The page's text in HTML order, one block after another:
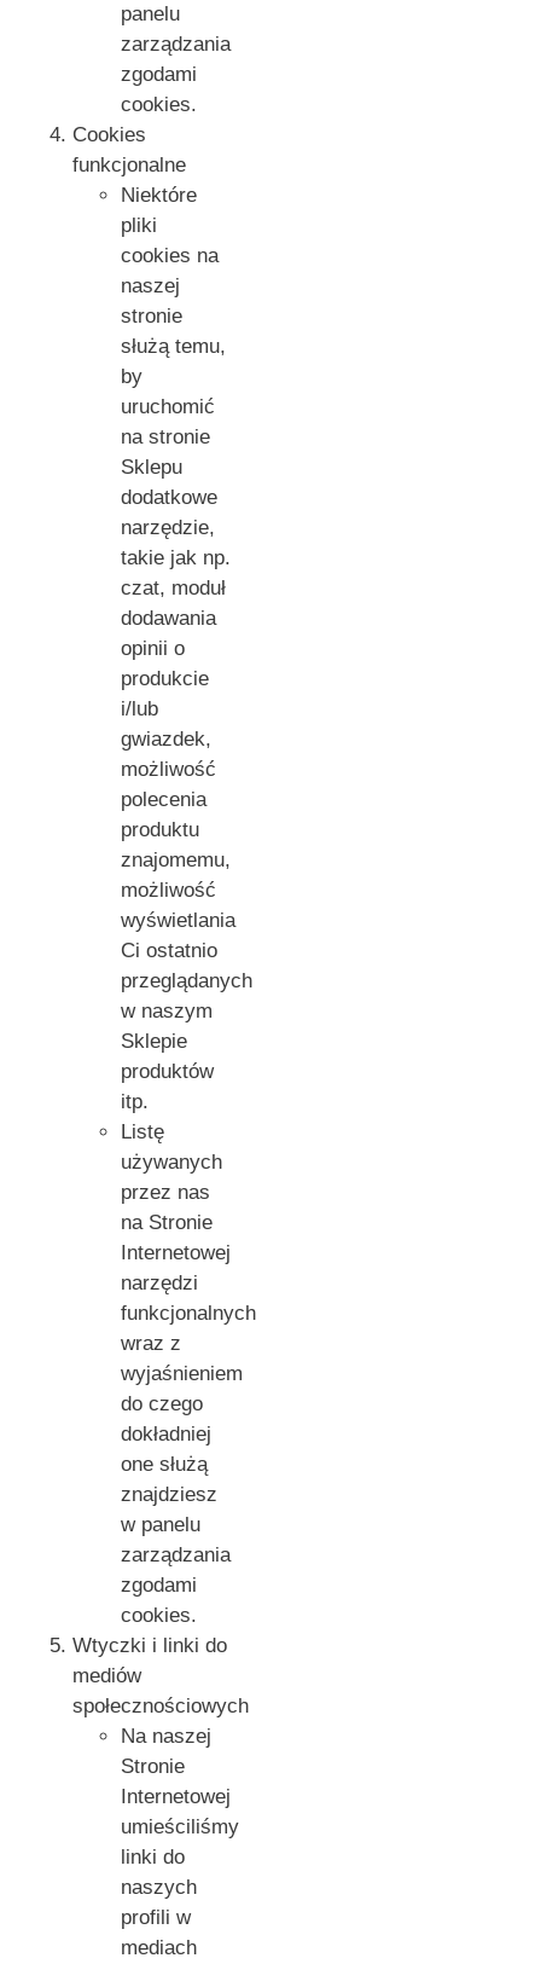
panelu
zarządzania
zgodami
cookies.
Cookies
funkcjonalne
Niektóre
pliki
cookies na
naszej
stronie
służą temu,
by
uruchomić
na stronie
Sklepu
dodatkowe
narzędzie,
takie jak np.
czat, moduł
dodawania
opinii o
produkcie
i/lub
gwiazdek,
możliwość
polecenia
produktu
znajomemu,
możliwość
wyświetlania
Ci ostatnio
przeglądanych
w naszym
Sklepie
produktów
itp.
Listę
używanych
przez nas
na Stronie
Internetowej
narzędzi
funkcjonalnych
wraz z
wyjaśnieniem
do czego
dokładniej
one służą
znajdziesz
w panelu
zarządzania
zgodami
cookies.
Wtyczki i linki do
mediów
społecznościowych
Na naszej
Stronie
Internetowej
umieściliśmy
linki do
naszych
profili w
mediach